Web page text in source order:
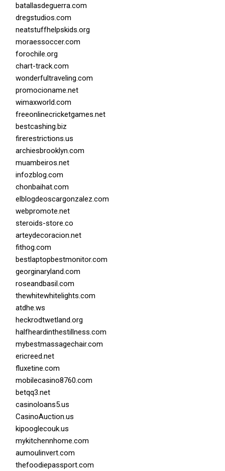
batallasdeguerra.com
dregstudios.com
neatstuffhelpskids.org
moraessoccer.com
forochile.org
chart-track.com
wonderfultraveling.com
promocioname.net
wimaxworld.com
freeonlinecricketgames.net
bestcashing.biz
firerestrictions.us
archiesbrooklyn.com
muambeiros.net
infozblog.com
chonbaihat.com
elblogdeoscargonzalez.com
webpromote.net
steroids-store.co
arteydecoracion.net
fithog.com
bestlaptopbestmonitor.com
georginaryland.com
roseandbasil.com
thewhitewhitelights.com
atdhe.ws
heckrodtwetland.org
halfheardinthestillness.com
mybestmassagechair.com
ericreed.net
fluxetine.com
mobilecasino8760.com
betqq3.net
casinoloans5.us
CasinoAuction.us
kipooglecouk.us
mykitchennhome.com
aumoulinvert.com
thefoodiepassport.com